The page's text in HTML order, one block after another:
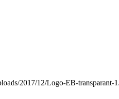
2017/12/Logo-EB-transparant-